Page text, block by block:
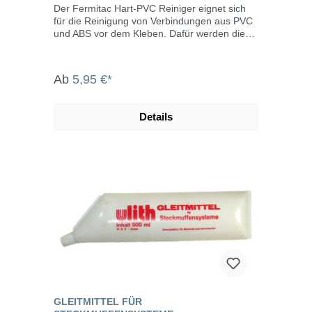
Der Fermitac Hart-PVC Reiniger eignet sich
für die Reinigung von Verbindungen aus PVC
und ABS vor dem Kleben. Dafür werden die
aufgetragen. Danach können die Rohrstücke
Ab 5,95 €*
Details
GLEITMITTEL FÜR